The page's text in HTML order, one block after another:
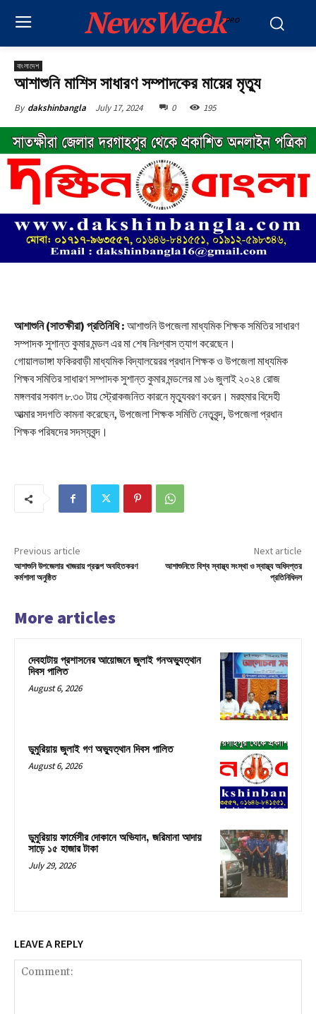
NewsWeekPRO
বাংলাদেশ
আশাশুনি মাশিস সাধারণ সম্পাদকের মায়ের মৃত্যু
By dakshinbangla July 17, 2024 0 195
আশাশুনি (সাতক্ষীরা) প্রতিনিধি : আশাশুনি উপজেলা মাধ্যমিক শিক্ষক সমিতির সাধারণ
সম্পাদক সুশান্ত কুমার মন্ডল এর মা শেষ নিঃশ্বাস ত্যাগ করেছেন।
গোয়ালডাঙ্গা ফকিরবাড়ী মাধ্যমিক বিদ্যালয়েরর প্রধান শিক্ষক ও উপজেলা মাধ্যমিক
শিক্ষব সমিতির সাধারণ সম্পাদক সুশান্ত কুমার মন্ডলের মা ১৬ জুলাই ২০২৪ রোজ
মঙ্গলবার সকাল ৮.৩০ টায় স্ট্রোকজনিত কারনে মৃত্যুবরণ করেন। মরহুমার বিদেহী
আত্মার সদগতি কামনা করেছেন, উপজেলা শিক্ষক সমিতি নেতৃবৃন্দ, উপজেলা প্রধান
শিক্ষক পরিষদের সদস্যবৃন্দ।
Previous article
আশাশুনি উপজেলার খাজরায় প্রকল্প অবহিতকরণ
কর্মশালা অনুষ্ঠিত
Next article
আশাশুনিতে বিশ্ব স্বাস্থ্য সংস্থা ও স্বাস্থ্য অধিদপ্তর
প্রতিনিধিদল
More articles
দেবহাটায় প্রশাসনের আয়োজনে জুলাই গনঅভ্যুত্থান
দিবস পালিত
August 6, 2026
ডুমুরিয়ায় জুলাই গণ অভ্যুত্থান দিবস পালিত
August 6, 2026
ডুমুরিয়ায় ফার্মেসীর দোকানে অভিযান, জরিমানা আদায়
সাড়ে ১৫ হাজার টাকা
July 29, 2026
LEAVE A REPLY